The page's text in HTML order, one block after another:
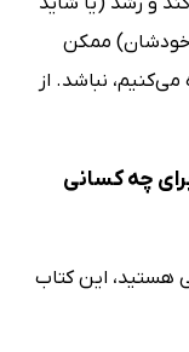
خودشان) ممکن
نباشد. از
چه کسانی
هستید، این کتاب